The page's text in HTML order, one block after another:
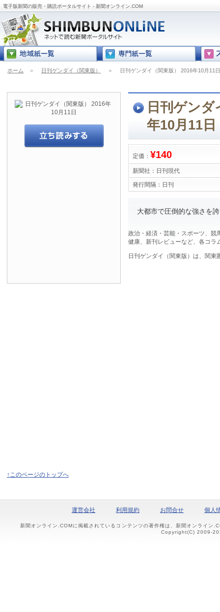
電子版新聞の販売・購読ポータルサイト - 新聞オンライン.COM
ホーム ＞ 日刊ゲンダイ（関東版） ＞ 日刊ゲンダイ（関東版） 2016年10月11日
日刊ゲン
年10月11日
定価： ¥140
新聞社： 日刊現代
発行間隔： 日刊
大都市で圧倒的な強さを
政治・経済・芸能・スポーツ、競
健康、新刊レビューなど、各コラ
日刊ゲンダイ（関東版）は、関
↑このページのトップへ
運営会社 利用規約 お問合せ 個人
新聞オンライン.COMに掲載されているコンテンツの著作権は、新聞オンライン
Copyright(C) 2009-